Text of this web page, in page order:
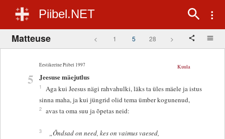
Piibel.NET
Matteuse < 1 5 28 >
Eestikeelne Piibel 1997
5
Kuula
Jeesuse mäejutlus
1
Aga kui Jeesus nägi rahvahulki, läks ta üles mäele ja istus
sinna maha, ja kui jüngrid olid tema ümber kogunenud,
2 avas ta oma suu ja õpetas neid:
3
„Õndsad on need, kes on vaimus vaesed,